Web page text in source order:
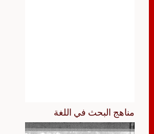
مناهج البحث في اللغة